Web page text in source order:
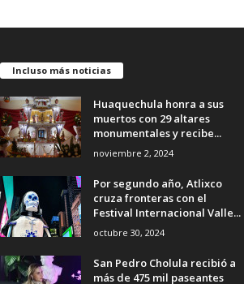
Incluso más noticias
Huaquechula honra a sus
muertos con 29 altares
monumentales y recibe...
noviembre 2, 2024
Por segundo año, Atlixco
cruza fronteras con el
Festival Internacional Valle...
octubre 30, 2024
San Pedro Cholula recibió a
más de 475 mil paseantes